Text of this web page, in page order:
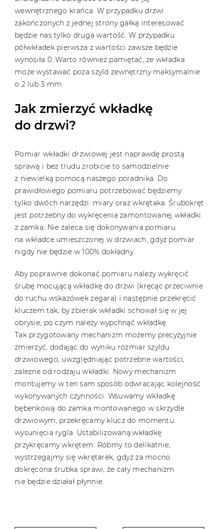
wewnętrznego krańca. W przypadku drzwi
zakończonych z jednej strony gałką interesować
będzie nas tylko druga wartość. W przypadku
półwkładek pierwsza z wartości zawsze będzie
wynosiła 0. Warto również pamiętać, że wkładka
może wystawać poza szyld zewnętrzny maksymalnie
o 2 lub 3 mm.
Jak zmierzyć wkładkę
do drzwi?
Pomiar wkładki drzwiowej jest naprawdę prostą
sprawą i bez trudu zrobicie to samodzielnie
z niewielką pomocą naszego poradnika. Do
prawidłowego pomiaru potrzebować będziemy
tylko dwóch narzędzi: miary oraz wkrętaka. Śrubokręt
jest potrzebny do wykręcenia zamontowanej wkładki
z zamka. Nie zaleca się dokonywania pomiaru
na wkładce umieszczonej w drzwiach, gdyż pomiar
nigdy nie będzie w 100% dokładny.
Aby poprawnie dokonać pomiaru należy wykręcić
śrubę mocującą wkładkę do drzwi (kręcąc przeciwnie
do ruchu wskazówek zegara) i następnie przekręcić
kluczem tak, by zbierak wkładki schował się w jej
obrysie, po czym należy wypchnąć wkładkę.
Tak przygotowany mechanizm możemy precyzyjnie
zmierzyć, dodając do wyniku rozmiar szyldu
drzwiowego, uwzględniając potrzebne wartości,
zależne od rodzaju wkładki. Nowy mechanizm
montujemy w ten sam sposób odwracając kolejność
wykonywanych czynności. Wsuwamy wkładkę
bębenkową do zamka montowanego w skrzydle
drzwiowym, przekręcamy klucz do momentu
wysunięcia rygla. Ustabilizowaną wkładkę
przykręcamy wkrętem. Róbmy to delikatnie,
wystrzegajmy się wkrętarek, gdyż za mocno
dokręcona śrubka sprawi, że cały mechanizm
nie będzie działał płynnie.